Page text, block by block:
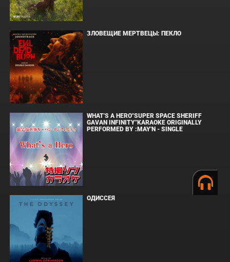
ЗЛОВЕЩИЕ МЕРТВЕЦЫ: ПЕКЛО
WHAT'S A HERO"SUPER SPACE SHERIFF
GAVAN INFINITY"KARAOKE ORIGINALLY
PERFORMED BY :MAY'N - SINGLE
ОДИССЕЯ